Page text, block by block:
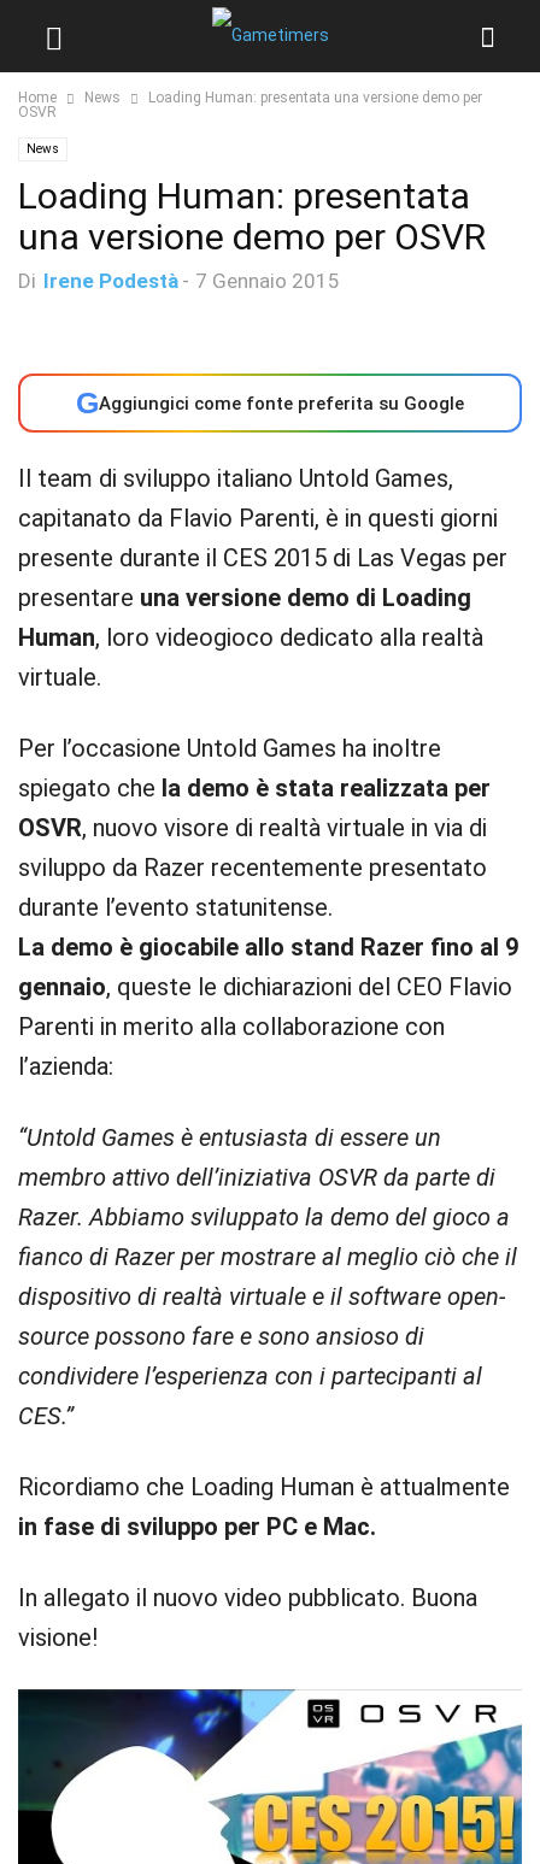
Home News
Loading Human: presentata una versione demo per
OSVR
News
Loading Human: presentata
una versione demo per OSVR
Di Irene Podestà - 7 Gennaio 2015
GAggiungici come fonte preferita su Google
Il team di sviluppo italiano Untold Games,
capitanato da Flavio Parenti, è in questi giorni
presente durante il CES 2015 di Las Vegas per
presentare una versione demo di Loading
Human, loro videogioco dedicato alla realtà
virtuale.
Per l’occasione Untold Games ha inoltre
spiegato che la demo è stata realizzata per
OSVR, nuovo visore di realtà virtuale in via di
sviluppo da Razer recentemente presentato
durante l’evento statunitense.
La demo è giocabile allo stand Razer fino al 9
gennaio, queste le dichiarazioni del CEO Flavio
Parenti in merito alla collaborazione con
l’azienda:
“Untold Games è entusiasta di essere un
membro attivo dell’iniziativa OSVR da parte di
Razer. Abbiamo sviluppato la demo del gioco a
fianco di Razer per mostrare al meglio ciò che il
dispositivo di realtà virtuale e il software open-
source possono fare e sono ansioso di
condividere l’esperienza con i partecipanti al
CES.”
Ricordiamo che Loading Human è attualmente
in fase di sviluppo per PC e Mac.
In allegato il nuovo video pubblicato. Buona
visione!